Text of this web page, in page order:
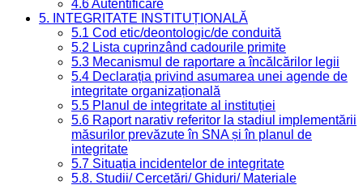
4.6 Autentificare
5. INTEGRITATE INSTITUȚIONALĂ
5.1 Cod etic/deontologic/de conduită
5.2 Lista cuprinzând cadourile primite
5.3 Mecanismul de raportare a încălcărilor legii
5.4 Declarația privind asumarea unei agende de
integritate organizațională
5.5 Planul de integritate al instituției
5.6 Raport narativ referitor la stadiul implementării
măsurilor prevăzute în SNA și în planul de
integritate
5.7 Situația incidentelor de integritate
5.8. Studii/ Cercetări/ Ghiduri/ Materiale